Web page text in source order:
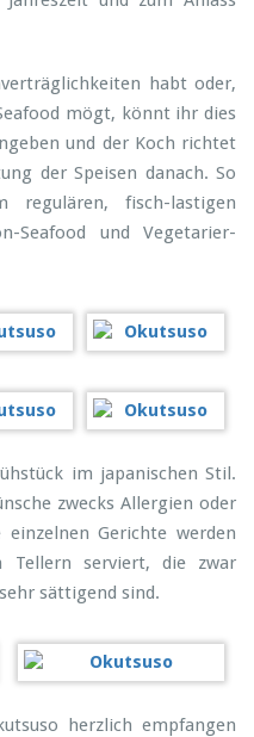
habt oder,
mögt, könnt ihr dies
und der Koch richtet
der Speisen danach. So
fisch-lastigen
Seafood und Vegetarier-
im japanischen Stil.
zwecks Allergien oder
Gerichte werden
Tellern serviert, die zwar
sättigend sind.
herzlich empfangen